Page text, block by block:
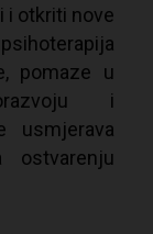
i otkriti nove
pomaze u
i
usmjerava
ostvarenju